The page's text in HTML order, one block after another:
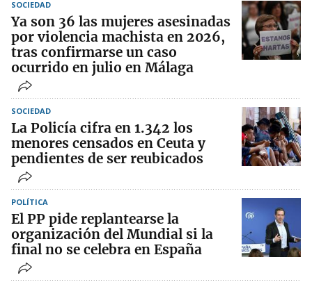
SOCIEDAD
Ya son 36 las mujeres asesinadas
por violencia machista en 2026,
tras confirmarse un caso
ocurrido en julio en Málaga
SOCIEDAD
La Policía cifra en 1.342 los
menores censados en Ceuta y
pendientes de ser reubicados
POLÍTICA
El PP pide replantearse la
organización del Mundial si la
final no se celebra en España